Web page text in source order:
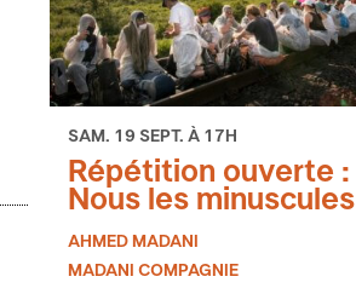
SAM. 19 SEPT. À 17H
Répétition ouverte :
Nous les minuscules
AHMED MADANI
MADANI COMPAGNIE